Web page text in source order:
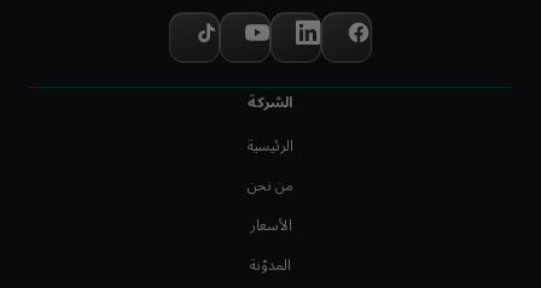
الشركة
الرئيسية
من نحن
الأسعار
المدوّنة